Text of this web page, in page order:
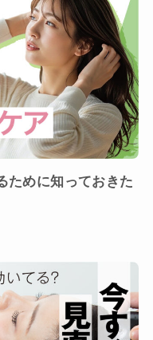
ために知っておきた